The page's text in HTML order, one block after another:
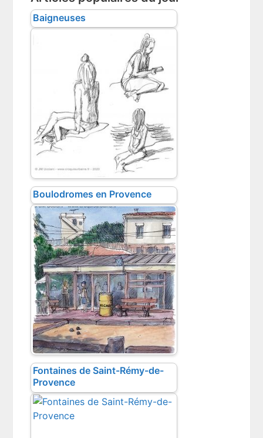
Baigneuses
Boulodromes en Provence
Fontaines de Saint-Rémy-de-
Provence